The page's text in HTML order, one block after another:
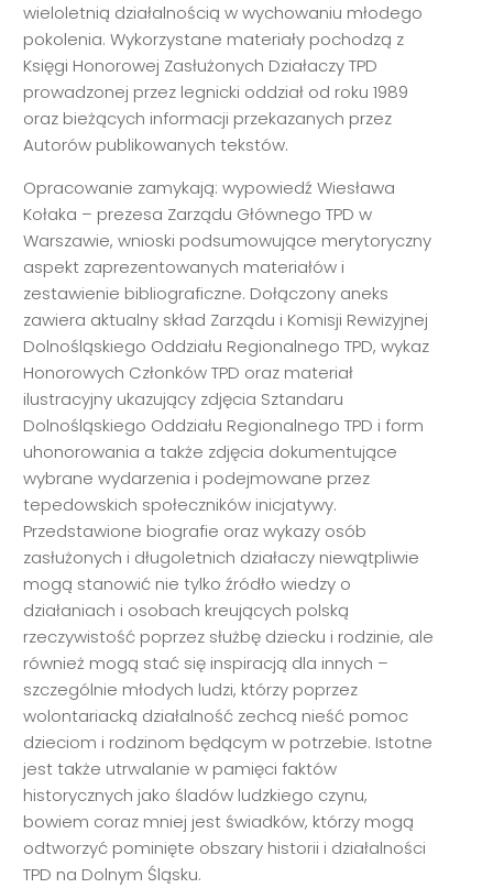
wieloletnią działalnością w wychowaniu młodego
pokolenia. Wykorzystane materiały pochodzą z
Księgi Honorowej Zasłużonych Działaczy TPD
prowadzonej przez legnicki oddział od roku 1989
oraz bieżących informacji przekazanych przez
Autorów publikowanych tekstów.
Opracowanie zamykają: wypowiedź Wiesława
Kołaka – prezesa Zarządu Głównego TPD w
Warszawie, wnioski podsumowujące merytoryczny
aspekt zaprezentowanych materiałów i
zestawienie bibliograficzne. Dołączony aneks
zawiera aktualny skład Zarządu i Komisji Rewizyjnej
Dolnośląskiego Oddziału Regionalnego TPD, wykaz
Honorowych Członków TPD oraz materiał
ilustracyjny ukazujący zdjęcia Sztandaru
Dolnośląskiego Oddziału Regionalnego TPD i form
uhonorowania a także zdjęcia dokumentujące
wybrane wydarzenia i podejmowane przez
tepedowskich społeczników inicjatywy.
Przedstawione biografie oraz wykazy osób
zasłużonych i długoletnich działaczy niewątpliwie
mogą stanowić nie tylko źródło wiedzy o
działaniach i osobach kreujących polską
rzeczywistość poprzez służbę dziecku i rodzinie, ale
również mogą stać się inspiracją dla innych –
szczególnie młodych ludzi, którzy poprzez
wolontariacką działalność zechcą nieść pomoc
dzieciom i rodzinom będącym w potrzebie. Istotne
jest także utrwalanie w pamięci faktów
historycznych jako śladów ludzkiego czynu,
bowiem coraz mniej jest świadków, którzy mogą
odtworzyć pominięte obszary historii i działalności
TPD na Dolnym Śląsku.